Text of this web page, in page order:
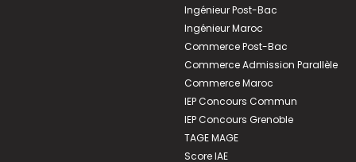
Ingénieur Post-Bac
Ingénieur Maroc
Commerce Post-Bac
Commerce Admission Parallèle
Commerce Maroc
IEP Concours Commun
IEP Concours Grenoble
TAGE MAGE
Score IAE